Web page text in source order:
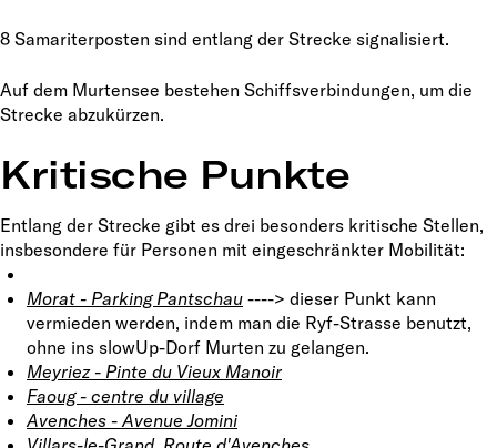
8 Samariterposten sind entlang der Strecke signalisiert.
Auf dem Murtensee bestehen Schiffsverbindungen, um die
Strecke abzukürzen.
Kritische Punkte
Entlang der Strecke gibt es drei besonders kritische Stellen,
insbesondere für Personen mit eingeschränkter Mobilität:
Morat - Parking Pantschau ----> dieser Punkt kann
vermieden werden, indem man die Ryf-Strasse benutzt,
ohne ins slowUp-Dorf Murten zu gelangen.
Meyriez - Pinte du Vieux Manoir
Faoug - centre du village
Avenches - Avenue Jomini